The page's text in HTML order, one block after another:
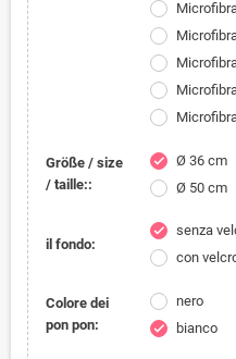
Größe / size
/ taille::
check
Ø 36 cm
Ø 50 cm
il fondo:
check
senza
con
Colore dei
pon pon:
nero
check bianco